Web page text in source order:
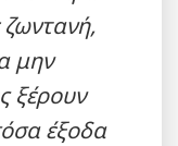
ζωντανή,
μην
ξέρουν
έξοδα